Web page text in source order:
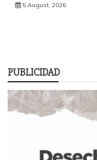
5 August, 2026
PUBLICIDAD